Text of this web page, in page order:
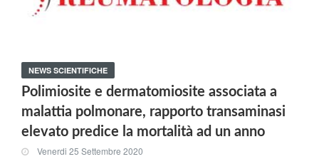
NEWS SCIENTIFICHE
Polimiosite e dermatomiosite associata a
malattia polmonare, rapporto transaminasi
elevato predice la mortalità ad un anno
Venerdi 25 Settembre 2020